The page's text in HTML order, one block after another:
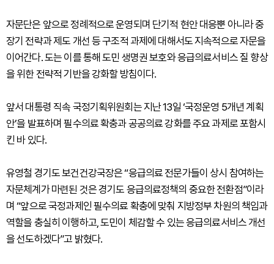
자문단은 앞으로 정례적으로 운영되며 단기적 현안 대응뿐 아니라 중
장기 전략과 제도 개선 등 구조적 과제에 대해서도 지속적으로 자문을
이어간다. 도는 이를 통해 도민 생명권 보호와 응급의료서비스 질 향상
을 위한 전략적 기반을 강화할 방침이다.
앞서 대통령 직속 국정기획위원회는 지난 13일 ‘국정운영 5개년 계획
안’을 발표하며 필수의료 확충과 공공의료 강화를 주요 과제로 포함시
킨 바 있다.
유영철 경기도 보건건강국장은 “응급의료 전문가들이 상시 참여하는
자문체계가 마련된 것은 경기도 응급의료정책의 중요한 전환점”이라
며 “앞으로 국정과제인 필수의료 확충에 맞춰 지방정부 차원의 책임과
역할을 충실히 이행하고, 도민이 체감할 수 있는 응급의료서비스 개선
을 선도하겠다”고 밝혔다.